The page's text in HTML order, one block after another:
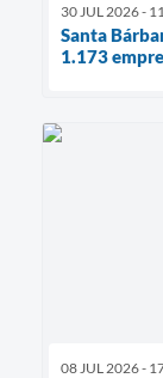
30 JUL 2026 -
Santa
1.173
08 JUL 2026 -